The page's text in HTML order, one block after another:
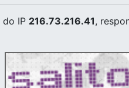
do IP 216.73.216.41,